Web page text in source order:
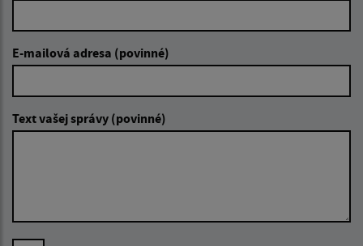
E-mailová adresa (povinné)
Text vašej správy (povinné)